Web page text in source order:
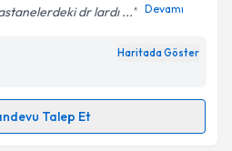
işlenmesine ilişkin
ve kişisel verilerimin belirtilen
kabul ediyorum.
dr lardı ... Devamı
Haritada Göster
Talep Et
Talebi